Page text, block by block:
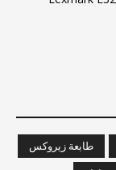
طابعة زيروكس